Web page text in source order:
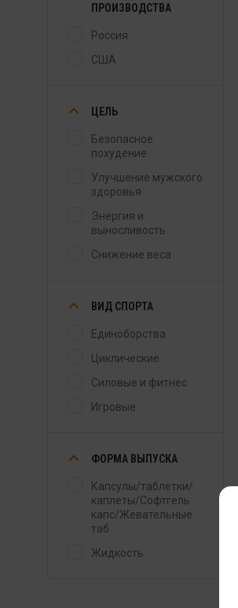
ПРОИЗВОДСТВА
Россия
США
ЦЕЛЬ
Безопасное
похудение
Улучшение мужского
здоровья
Энергия и
выносливость
Снижение веса
ВИД СПОРТА
Единоборства
Циклические
Силовые и фитнес
Игровые
ФОРМА ВЫПУСКА
Капсулы/таблетки/
каплеты/Софтгель
капс/Жевательные
таб
Жидкость